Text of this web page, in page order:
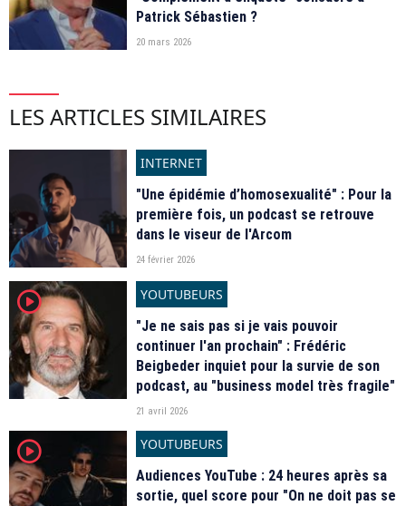
Patrick Sébastien ?
20 mars 2026
LES ARTICLES SIMILAIRES
INTERNET
"Une épidémie d’homosexualité" : Pour la
première fois, un podcast se retrouve
dans le viseur de l'Arcom
24 février 2026
player2
YOUTUBEURS
"Je ne sais pas si je vais pouvoir
continuer l'an prochain" : Frédéric
Beigbeder inquiet pour la survie de son
podcast, au "business model très fragile"
21 avril 2026
player2
YOUTUBEURS
Audiences YouTube : 24 heures après sa
sortie, quel score pour "On ne doit pas se